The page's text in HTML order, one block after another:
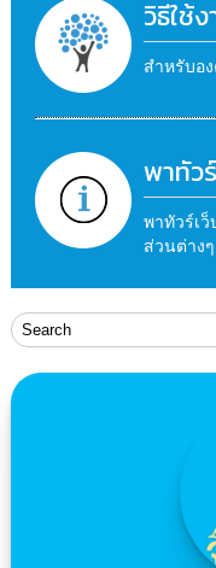
วิธีใช้
สำหรับอ
พาทัว
พาทัวร์เ
ส่วนต่าง